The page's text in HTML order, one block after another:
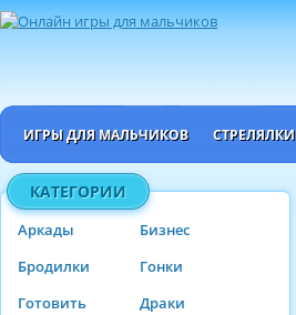
ИГРЫ ДЛЯ МАЛЬЧИКОВ СТРЕЛЯЛКИ
КАТЕГОРИИ
Аркады
Бизнес
Бродилки
Гонки
Готовить
Драки